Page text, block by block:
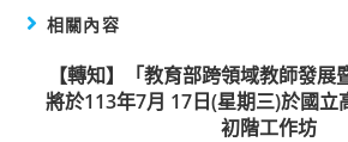
相關內容
【轉知】「教育部跨領域教師發展
將於113年7月 17日(星期三)於國立
初階工作坊